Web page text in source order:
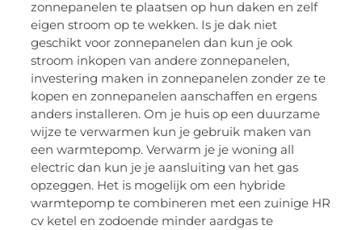
zonnepanelen te plaatsen op hun daken en zelf
eigen stroom op te wekken. Is je dak niet
geschikt voor zonnepanelen dan kun je ook
stroom inkopen van andere zonnepanelen,
investering maken in zonnepanelen zonder ze te
kopen en zonnepanelen aanschaffen en ergens
anders installeren. Om je huis op een duurzame
wijze te verwarmen kun je gebruik maken van
een warmtepomp. Verwarm je je woning all
electric dan kun je je aansluiting van het gas
opzeggen. Het is mogelijk om een hybride
warmtepomp te combineren met een zuinige HR
cv ketel en zodoende minder aardgas te